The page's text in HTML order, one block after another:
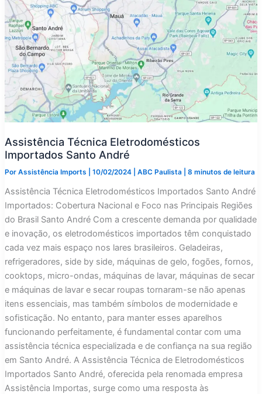
Assistência Técnica Eletrodomésticos
Importados Santo André
Por Assistência Imports 10/02/2024 ABC Paulista 8 minutos de leitura
Assistência Técnica Eletrodomésticos Importados Santo André
Importados: Cobertura Nacional e Foco nas Principais Regiões
do Brasil Santo André Com a crescente demanda por qualidade
e inovação, os eletrodomésticos importados têm conquistado
cada vez mais espaço nos lares brasileiros. Geladeiras,
refrigeradores, side by side, máquinas de gelo, fogões, fornos,
cooktops, micro-ondas, máquinas de lavar, máquinas de secar
e máquinas de lavar e secar roupas tornaram-se não apenas
itens essenciais, mas também símbolos de modernidade e
sofisticação. No entanto, para manter esses aparelhos
funcionando perfeitamente, é fundamental contar com uma
assistência técnica especializada e de confiança na sua região
em Santo André. A Assistência Técnica de Eletrodomésticos
Importados Santo André, oferecida pela renomada empresa
Assistência Importas, surge como uma resposta às